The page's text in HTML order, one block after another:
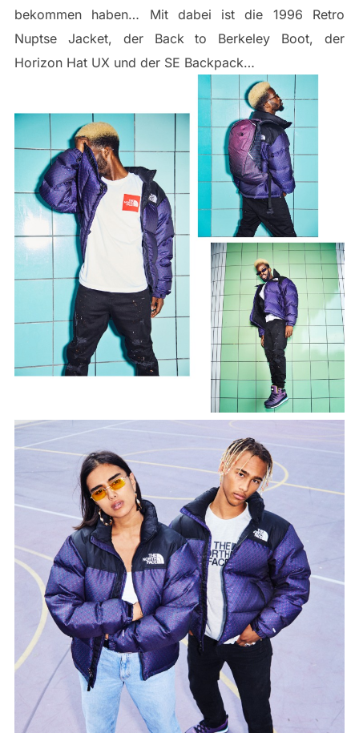
bekommen haben… Mit dabei ist die 1996 Retro
Nuptse Jacket, der Back to Berkeley Boot, der
Horizon Hat UX und der SE Backpack…